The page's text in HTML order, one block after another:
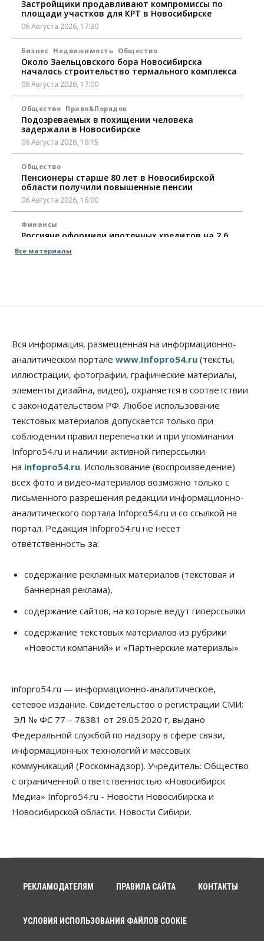
Застройщики продавливают компромиссы по
площади участков для КРТ в Новосибирске
06 Августа 2026, 17:30
Бизнес Недвижимость Общество
Около Заельцовского бора Новосибирска
началось строительство термального комплекса
06 Августа 2026, 17:00
Общество Право&Порядок
Подозреваемых в похищении человека
задержали в Новосибирске
06 Августа 2026, 16:15
Общество
Пенсионеры старше 80 лет в Новосибирской
области получили повышенные пенсии
06 Августа 2026, 16:00
Финансы
Россияне оформили ипотечных кредитов на 2,6
06 Августа 2026, 15:53
Бизнес
Правительство России продлило разрешение на
выпуск бензина «Евро-3»
06 Августа 2026, 14:00
Общество
«За тех, у кого от 270 баллов,
настоящая борьба»: вузы настойчиво
обзванивают новосибирских высокобалльников
перед зачислением
06 Августа 2026, 13:00
Власть
Режим ЧС ввели в Омской области из-за засухи
06 Августа 2026, 12:15
Новосибирск готовится к визиту Владимира
Путина
Бизнес Недвижимость Общество
Росреестр назвал главные причины
06 Августа 2026, 12:00
Телекоммуникации
В 16 населённых пунктах Мошковского района
Бизнес Право&Порядок
Злоумышленники опять атакуют
новосибирские компании через электронную
06 Августа 2026, 11:00
Общество
Медики готовятся к второму пику активности
клещей в Новосибирской области
06 Августа 2026, 10:00
06 Августа 2026, 09:00
Застройщики Новосибирска
Все материалы
Вся информация, размещенная на информационно-
аналитическом портале www.Infopro54.ru (тексты,
иллюстрации, фотографии, графические материалы,
элементы дизайна, видео), охраняется в соответствии
с законодательством РФ. Любое использование
текстовых материалов допускается только при
соблюдении правил перепечатки и при упоминании
Infopro54.ru и наличии активной гиперссылки
на infopro54.ru. Использование (воспроизведение)
всех фото и видео-материалов возможно только с
письменного разрешения редакции информационно-
аналитического портала Infopro54.ru и со ссылкой на
портал. Редакция Infopro54.ru не несет
ответственность за:
содержание рекламных материалов (текстовая и
баннерная реклама),
содержание сайтов, на которые ведут гиперссылки
содержание текстовых материалов из рубрики
«Новости компаний» и «Партнерские материалы»
infopro54.ru — информационно-аналитическое,
сетевое издание. Свидетельство о регистрации СМИ:
ЭЛ № ФС 77 – 78381 от 29.05.2020 г, выдано
Федеральной службой по надзору в сфере связи,
информационных технологий и массовых
коммуникаций (Роскомнадзор). Учредитель: Общество
с ограниченной ответственностью «Новосибирск
Медиа» Infopro54.ru - Новости Новосибирска и
Новосибирской области. Новости Сибири.
РЕКЛАМОДАТЕЛЯМ ПРАВИЛА САЙТА КОНТАКТЫ
УСЛОВИЯ ИСПОЛЬЗОВАНИЯ ФАЙЛОВ COOKIE